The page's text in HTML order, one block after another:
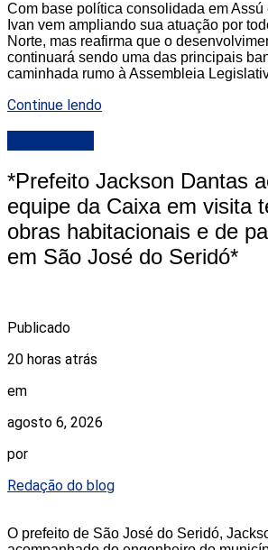
Com base política consolidada em Assú
Ivan vem ampliando sua atuação por
Norte, mas reafirma que o
continuará sendo uma das principais
caminhada rumo à Assembleia
Continue lendo
*Prefeito Jackson Dantas
equipe da Caixa em visita
obras habitacionais e de
em São José do Seridó*
Publicado
20 horas atrás
em
agosto 6, 2026
por
Redação do blog
O prefeito de São José do Seridó,